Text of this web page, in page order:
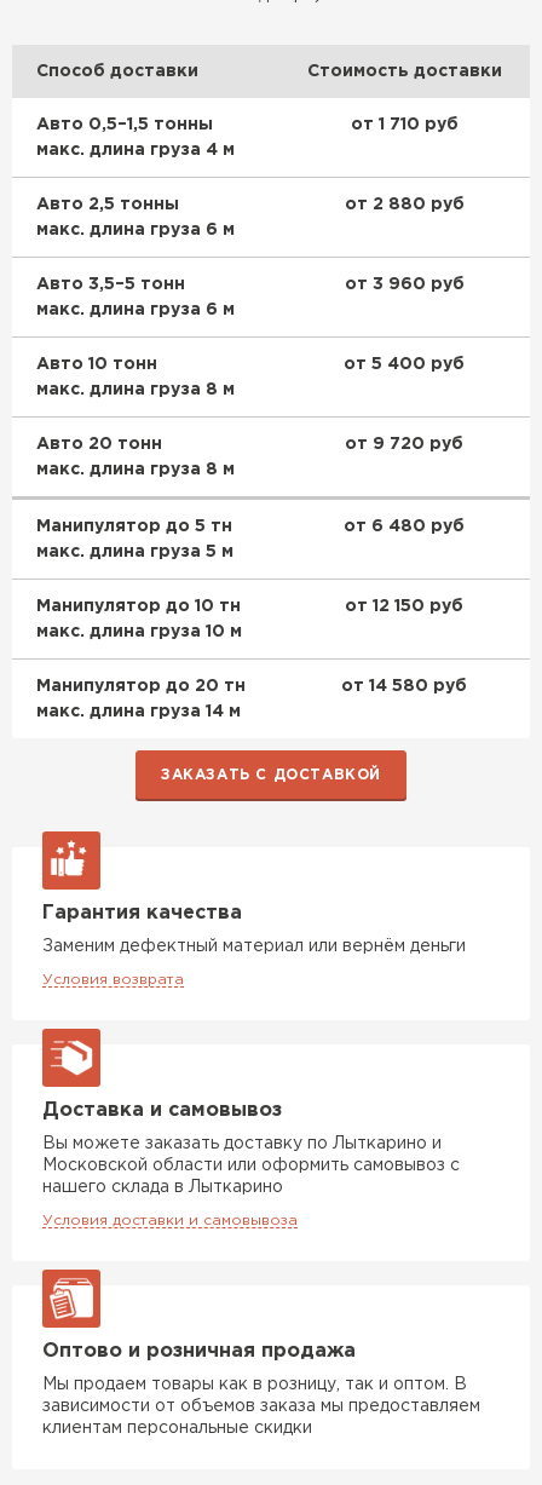
Способ доставки Стоимость доставки
Авто 0,5–1,5 тонны
макс. длина груза 4 м
от 1 710 руб
Авто 2,5 тонны
макс. длина груза 6 м
от 2 880 руб
Авто 3,5–5 тонн
макс. длина груза 6 м
от 3 960 руб
Авто 10 тонн
макс. длина груза 8 м
от 5 400 руб
Авто 20 тонн
макс. длина груза 8 м
от 9 720 руб
Манипулятор до 5 тн
макс. длина груза 5 м
от 6 480 руб
Манипулятор до 10 тн
макс. длина груза 10 м
от 12 150 руб
Манипулятор до 20 тн
макс. длина груза 14 м
от 14 580 руб
ЗАКАЗАТЬ С ДОСТАВКОЙ
Гарантия качества
Заменим дефектный материал или вернём деньги
Условия возврата
Доставка и самовывоз
Вы можете заказать доставку по Лыткарино и
Московской области или оформить самовывоз с
нашего склада в Лыткарино
Условия доставки и самовывоза
Оптово и розничная продажа
Мы продаем товары как в розницу, так и оптом. В
зависимости от объемов заказа мы предоставляем
клиентам персональные скидки
Гипсокартон
ПЕРЕЙТИ
Утеплитель Неман
ПЕРЕЙТИ
Утеплитель Baswool
ВСЕ ПРОИЗВОДИТЕЛИ